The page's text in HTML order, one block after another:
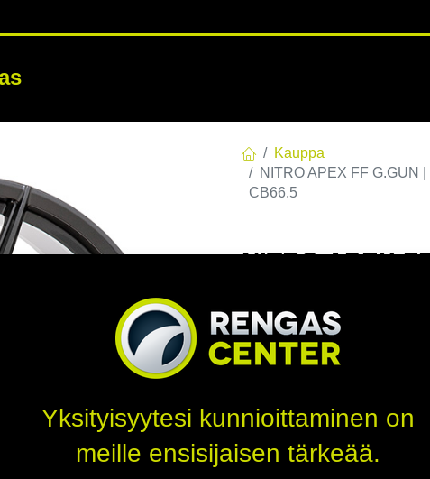
RENKAAT
Kauppa
NITRO APEX FF G.GUN
CB66.5
NITRO APEX
EAN:7332818114017
Tällä tuotteella ei ole
Jaa
Toimitusehdot
Yksityisyytesi kunnioittaminen on
meille ensisijaisen tärkeää.